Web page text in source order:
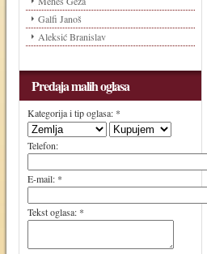
Galfi Janoš
Aleksić Branislav
Predaja malih oglasa
Kategorija i tip oglasa: *
Telefon:
E-mail: *
Tekst oglasa: *